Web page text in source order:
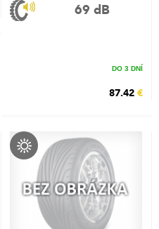
69 dB
DO 3 DNÍ
87.42 €